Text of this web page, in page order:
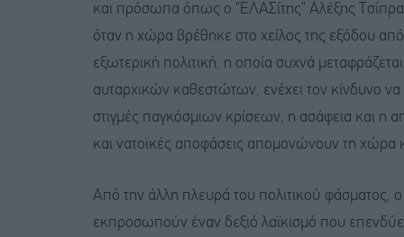
και πρόσωπα όπως ο "ΕΛΑΣίτης" Αλέξης
όταν η χώρα βρέθηκε στο χείλος της εξόδου
εξωτερική πολιτική, η οποία συχνά
αυταρχικών καθεστώτων, ενέχει τον κίνδυνο να
στιγμές παγκόσμιων κρίσεων, η ασάφεια και η
και νατοϊκές αποφάσεις απομονώνουν τη χώρα
Από την άλλη πλευρά του πολιτικού φάσματος,
εκπροσωπούν έναν δεξιό λαϊκισμό που